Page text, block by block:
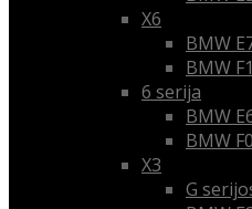
X6
BMW
BMW
6 serija
BMW
BMW
X3
G